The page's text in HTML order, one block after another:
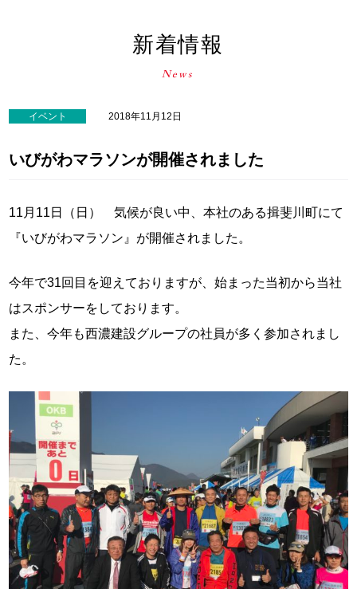
新着情報
イベント 2018年11月12日
いびがわマラソンが開催されました
11月11日（日） 気候が良い中、本社のある揖斐川町にて
『いびがわマラソン』が開催されました。
今年で31回目を迎えておりますが、始まった当初から当社
はスポンサーをしております。
また、今年も西濃建設グループの社員が多く参加されまし
た。